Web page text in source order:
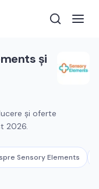
și
și oferte
2026.
Sensory Elements